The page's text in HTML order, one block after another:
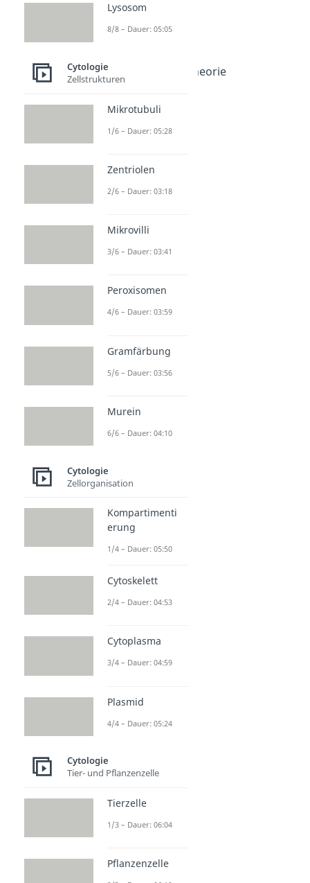
Archaeen
Dauer: 06:20
Endosymbiontentheorie
Dauer: 05:38
Dauer: 05:16
Lysosom
8/8 – Dauer: 05:05
Cytologie
Zellstrukturen
Mikrotubuli
1/6 – Dauer: 05:28
Zentriolen
2/6 – Dauer: 03:18
Mikrovilli
3/6 – Dauer: 03:41
Peroxisomen
4/6 – Dauer: 03:59
Gramfärbung
5/6 – Dauer: 03:56
Murein
6/6 – Dauer: 04:10
Cytologie
Zellorganisation
Kompartimenti
erung
1/4 – Dauer: 05:50
Cytoskelett
2/4 – Dauer: 04:53
Cytoplasma
3/4 – Dauer: 04:59
Plasmid
4/4 – Dauer: 05:24
Cytologie
Tier- und Pflanzenzelle
Tierzelle
1/3 – Dauer: 06:04
Pflanzenzelle